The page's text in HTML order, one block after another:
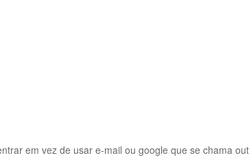
em vez de usar e-mail ou google que se chama